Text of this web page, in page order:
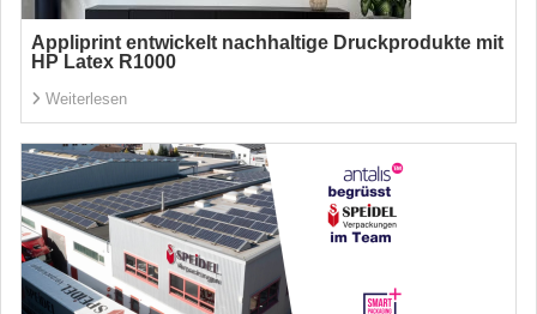
Appliprint entwickelt nachhaltige Druckprodukte mit
HP Latex R1000
Weiterlesen